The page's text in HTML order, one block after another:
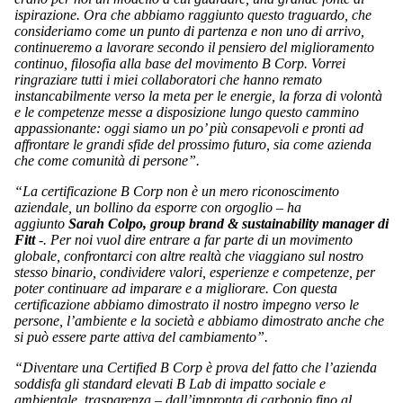
ispirazione. Ora che abbiamo raggiunto questo traguardo, che
consideriamo come un punto di partenza e non uno di arrivo,
continueremo a lavorare secondo il pensiero del miglioramento
continuo, filosofia alla base del movimento B Corp. Vorrei
ringraziare tutti i miei collaboratori che hanno remato
instancabilmente verso la meta per le energie, la forza di volontà
e le competenze messe a disposizione lungo questo cammino
appassionante: oggi siamo un po’ più consapevoli e pronti ad
affrontare le grandi sfide del prossimo futuro, sia come azienda
che come comunità di persone”.
“La certificazione B Corp non è un mero riconoscimento
aziendale, un bollino da esporre con orgoglio – ha
aggiunto Sarah Colpo, group brand & sustainability manager di
Fitt-. Per noi vuol dire entrare a far parte di un movimento
globale, confrontarci con altre realtà che viaggiano sul nostro
stesso binario, condividere valori, esperienze e competenze, per
poter continuare ad imparare e a migliorare. Con questa
certificazione abbiamo dimostrato il nostro impegno verso le
persone, l’ambiente e la società e abbiamo dimostrato anche che
si può essere parte attiva del cambiamento”.
“Diventare una Certified B Corp è prova del fatto che l’azienda
soddisfa gli standard elevati B Lab di impatto sociale e
ambientale, trasparenza – dall’impronta di carbonio fino al